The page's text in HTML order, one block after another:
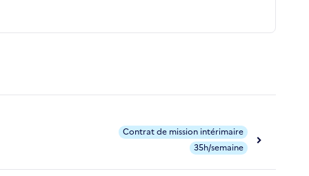
Contrat de mission intérimaire
35h/semaine